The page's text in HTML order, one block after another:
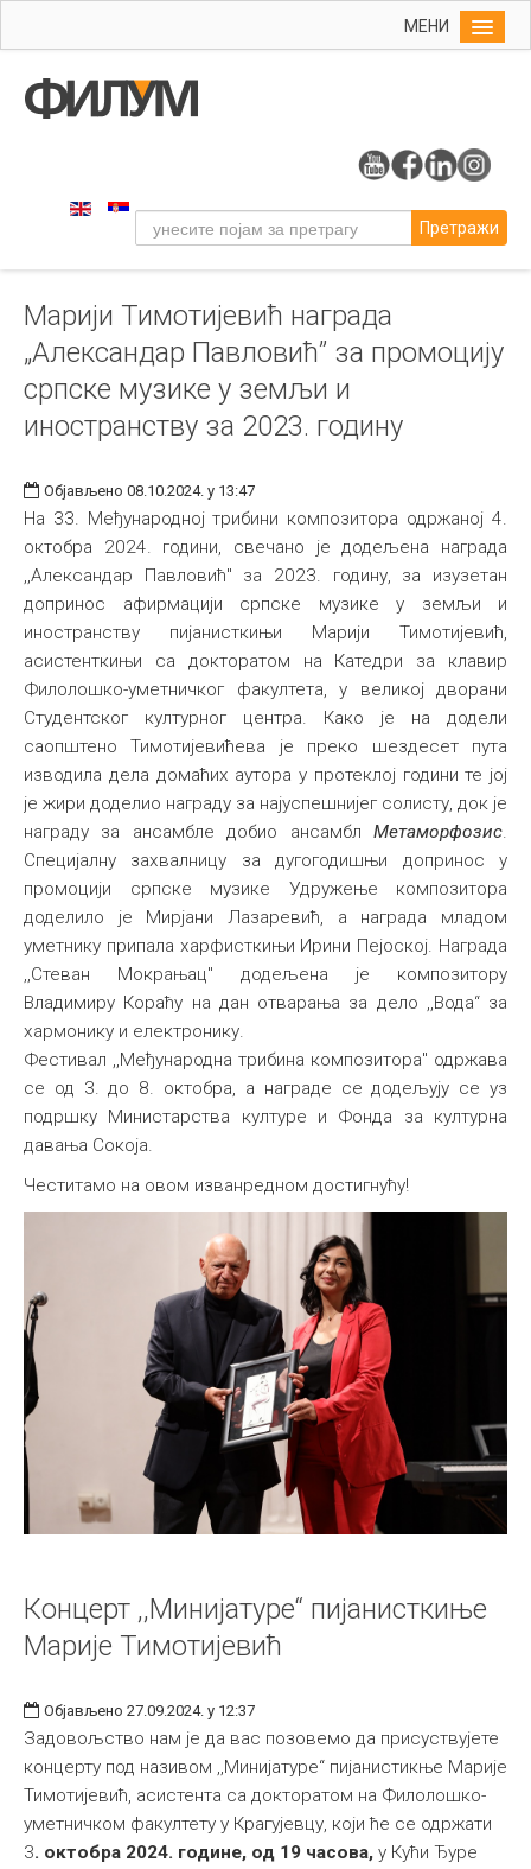
МЕНИ
Упис
Уметност
Музичка уметност
Примењена и ликовна уметност
Галерија
Издаваштво
Библиотека
Студенти
Претражи
Марији Тимотијевић награда
„Александар Павловић” за промоцију
српске музике у земљи и
иностранству за 2023. годину
Објављено 08.10.2024. у 13:47
На 33. Међународној трибини композитора одржаној 4.
октобра 2024. години, свечано је додељена награда
,,Александар Павловић" за 2023. годину, за изузетан
допринос афирмацији српске музике у земљи и
иностранству пијанисткињи Марији Тимотијевић,
асистенткињи са докторатом на Катедри за клавир
Филолошко-уметничког факултета, у великој дворани
Студентског културног центра. Како је на додели
саопштено Тимотијевићева је преко шездесет пута
изводила дела домаћих аутора у протеклој години те јој
је жири доделио награду за најуспешнијег солисту, док је
награду за ансамбле добио ансамбл Метаморфозис.
Специјалну захвалницу за дугогодишњи допринос у
промоцији српске музике Удружење композитора
доделило је Мирјани Лазаревић, а награда младом
уметнику припала харфисткињи Ирини Пејоској. Награда
,,Стеван Мокрањац" додељена је композитору
Владимиру Кораћу на дан отварања за дело ,,Вода“ за
хармонику и електронику.
Фестивал ,,Међународна трибина композитора" одржава
се од 3. до 8. октобра, а награде се додељују се уз
подршку Министарства културе и Фонда за културна
давања Сокоја.
Честитамо на овом изванредном достигнућу!
Концерт ,,Минијатуре“ пијанисткиње
Марије Тимотијевић
Објављено 27.09.2024. у 12:37
Задовољство нам је да вас позовемо да присуствујете
концерту под називом ,,Минијатуре“ пијанистикње Марије
Тимотијевић, асистента са докторатом на Филолошко-
уметничком факултету у Крагујевцу, који ће се одржати
3. октобра 2024. године, од 19 часова, у Кући Ђуре